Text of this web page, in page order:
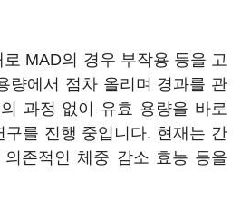
MAD의 경우 부작용 등을 고
량에서 점차 올리며 경과를 관
과정 없이 유효 용량을 바로
구를 진행 중입니다. 현재는 간
존적인 체중 감소 효능 등을